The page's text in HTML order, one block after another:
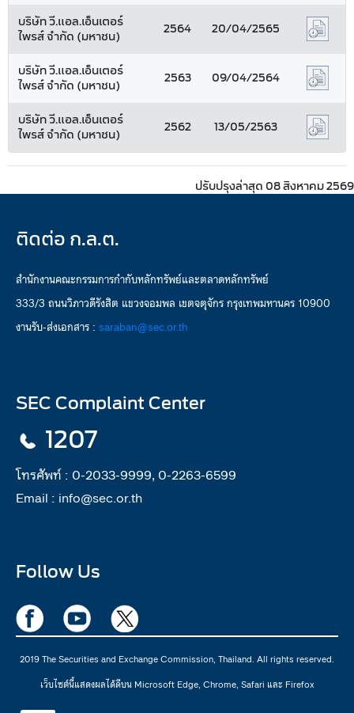
บริษัท วี.แอล.เอ็นเตอร์
ไพรส์ จำกัด (มหาชน)
2564 20/04/2565
บริษัท วี.แอล.เอ็นเตอร์
ไพรส์ จำกัด (มหาชน)
2563 09/04/2564
บริษัท วี.แอล.เอ็นเตอร์
ไพรส์ จำกัด (มหาชน)
2562 13/05/2563
ปรับปรุงล่าสุด 08 สิงหาคม 2569
ติดต่อ ก.ล.ต.
สำนักงานคณะกรรมการกำกับหลักทรัพย์และตลาดหลักทรัพย์
333/3 ถนนวิภาวดีรังสิต แขวงจอมพล เขตจตุจักร กรุงเทพมหานคร 10900
งานรับ-ส่งเอกสาร : saraban@sec.or.th
SEC Complaint Center
1207
โทรศัพท์ : 0-2033-9999, 0-2263-6599
Email : info@sec.or.th
Follow Us
2019 The Securities and Exchange Commission, Thailand. All rights reserved.
เว็บไซต์นี้แสดงผลได้ดีบน Microsoft Edge, Chrome, Safari และ Firefox